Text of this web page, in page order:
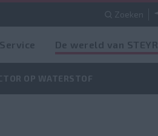
Zoeken
De wereld van STEYR
OP WATERSTOF